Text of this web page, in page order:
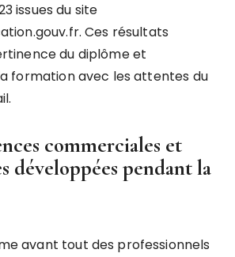
issues du site
Ces résultats
du diplôme et
formation avec les attentes du
commerciales et
développées pendant la
avant tout des professionnels